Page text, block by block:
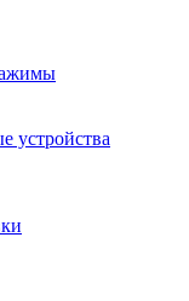
устройства